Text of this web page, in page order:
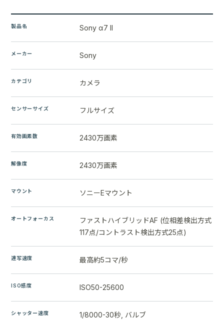
製品名 Sony α7 II
メーカー Sony
カテゴリ カメラ
センサーサイズ フルサイズ
有効画素数 2430万画素
解像度 2430万画素
マウント ソニーEマウント
オートフォーカス
ファストハイブリッドAF (位相差検出方式
117点/コントラスト検出方式25点)
連写速度 最高約5コマ/秒
ISO感度 ISO50-25600
シャッター速度 1/8000-30秒, バルブ